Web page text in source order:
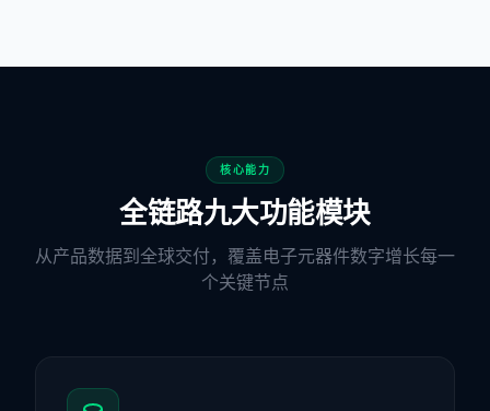
核心能力
全链路九大功能模块
从产品数据到全球交付，覆盖电子元器件数字增长每一
个关键节点